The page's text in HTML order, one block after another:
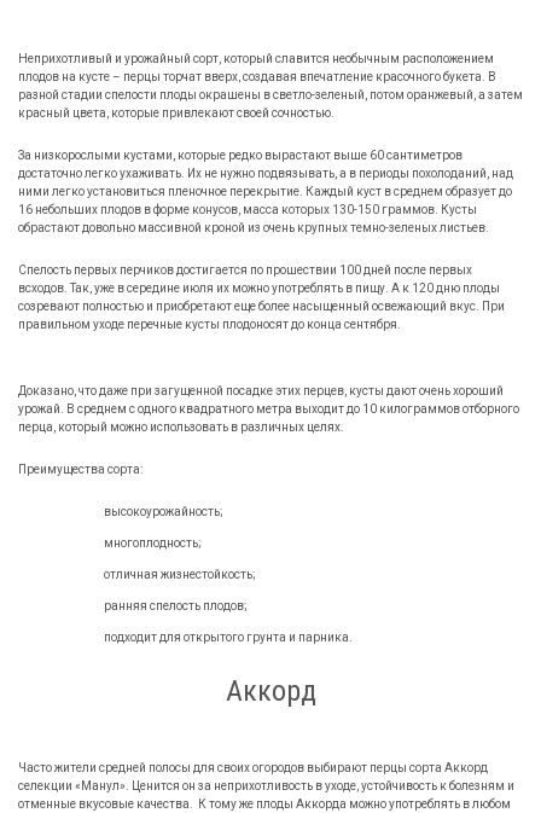
Неприхотливый и урожайный сорт, который славится необычным расположением
плодов на кусте – перцы торчат вверх, создавая впечатление красочного букета. В
разной стадии спелости плоды окрашены в светло-зеленый, потом оранжевый, а затем
красный цвета, которые привлекают своей сочностью.
За низкорослыми кустами, которые редко вырастают выше 60 сантиметров
достаточно легко ухаживать. Их не нужно подвязывать, а в периоды похолоданий, над
ними легко установиться пленочное перекрытие. Каждый куст в среднем образует до
16 небольших плодов в форме конусов, масса которых 130-150 граммов. Кусты
обрастают довольно массивной кроной из очень крупных темно-зеленых листьев.
Спелость первых перчиков достигается по прошествии 100 дней после первых
всходов. Так, уже в середине июля их можно употреблять в пищу. А к 120 дню плоды
созревают полностью и приобретают еще более насыщенный освежающий вкус. При
правильном уходе перечные кусты плодоносят до конца сентября.
Доказано, что даже при загущенной посадке этих перцев, кусты дают очень хороший
урожай. В среднем с одного квадратного метра выходит до 10 килограммов отборного
перца, который можно использовать в различных целях.
Преимущества сорта:
высокоурожайность;
многоплодность;
отличная жизнестойкость;
ранняя спелость плодов;
подходит для открытого грунта и парника.
Аккорд
Часто жители средней полосы для своих огородов выбирают перцы сорта Аккорд
селекции «Манул». Ценится он за неприхотливость в уходе, устойчивость к болезням и
отменные вкусовые качества. К тому же плоды Аккорда можно употреблять в любом